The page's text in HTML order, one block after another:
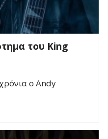
του King
ο Andy